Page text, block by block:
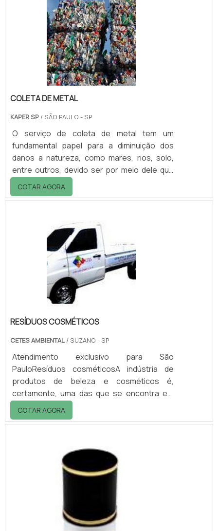
Além disso, cada estado possui leis que
abrangem o descarte de resíduos, podendo
resultar em multas caso não seja executado
da maneira correta.DIVERSOS MATERIAIS
PODEM SER RECICLADOSA.
COLETA DE METAL
KAPER SP / SÃO PAULO - SP
O serviço de coleta de metal tem um
fundamental papel para a diminuição dos
danos a natureza, como mares, rios, solo,
entre outros, devido ser por meio dele que
os materiais são destinados a locais e
centros de reciclagem que efetuam os
menos riscos de impactos ao meio
ambiente.É UM SERVIÇO QUE VISA A
SUSTENTABILIDADEA coleta de metais é um
serviço preponderante para
sustentabilidade dos processos produtivos
de indústr.
COTAR AGORA
RESÍDUOS COSMÉTICOS
CETES AMBIENTAL / SUZANO - SP
Atendimento exclusivo para São
PauloResíduos cosméticosA indústria de
produtos de beleza e cosméticos é,
certamente, uma das que se encontra em
constante crescimento. Isso porque, o Brasil
é um dos principais consumidores de
cabelo. No entanto, o que é feito quando um
produto vence? Qual o destino dado aos
resíduos de produção dos cosméticos?
Essas observações são muito importantes
para podermos entender um pouco.
COTAR AGORA